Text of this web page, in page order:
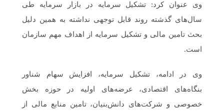
وی عنوان کرد: تشکیل سرمایه در بازار سرمایه طی
سال‌های گذشته روند قابل توجهی نداشته به همین دلیل
بحث تامین مالی و تشکیل سرمایه از اهداف مهم سازمان
است.
وی در ادامه، تشکیل سرمایه، افزایش سهام شناور
بنگاه‌های اقتصادی، عرضه‌های اولیه در حوزه بخش
خصوصی و شرکت‌های دانش‌بنیان، تامین منابع مالی از